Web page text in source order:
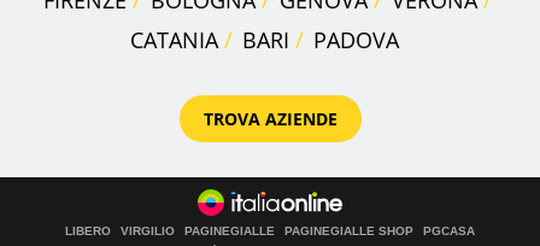
CATANIA
BARI PADOVA
TROVA AZIENDE
LIBERO VIRGILIO PAGINEGIALLE PAGINEGIALLE SHOP
PGCASA